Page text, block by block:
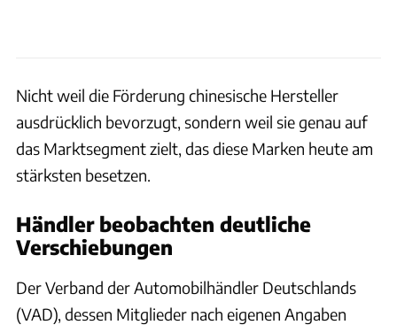
Nicht weil die Förderung chinesische Hersteller
ausdrücklich bevorzugt, sondern weil sie genau auf
das Marktsegment zielt, das diese Marken heute am
stärksten besetzen.
Händler beobachten deutliche
Verschiebungen
Der Verband der Automobilhändler Deutschlands
(VAD), dessen Mitglieder nach eigenen Angaben